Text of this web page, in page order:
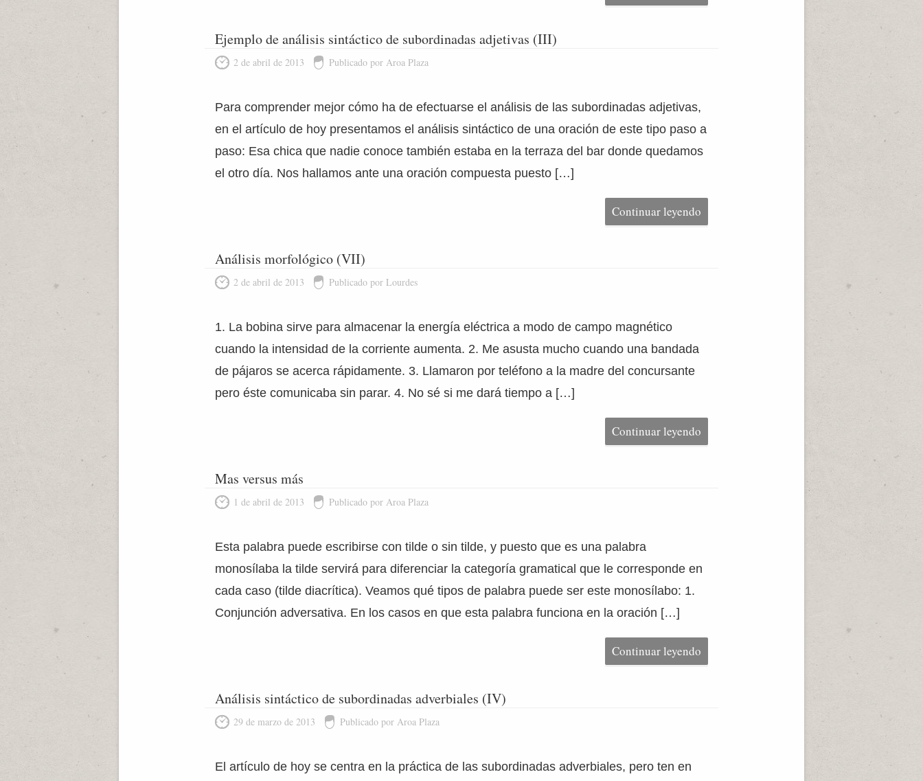
Ejemplo de análisis sintáctico de subordinadas adjetivas (III)
2 de abril de 2013 Publicado por Aroa Plaza
Para comprender mejor cómo ha de efectuarse el análisis de las subordinadas adjetivas,
en el artículo de hoy presentamos el análisis sintáctico de una oración de este tipo paso a
paso: Esa chica que nadie conoce también estaba en la terraza del bar donde quedamos
el otro día. Nos hallamos ante una oración compuesta puesto […]
Continuar leyendo
Análisis morfológico (VII)
2 de abril de 2013 Publicado por Lourdes
1. La bobina sirve para almacenar la energía eléctrica a modo de campo magnético
cuando la intensidad de la corriente aumenta. 2. Me asusta mucho cuando una bandada
de pájaros se acerca rápidamente. 3. Llamaron por teléfono a la madre del concursante
pero éste comunicaba sin parar. 4. No sé si me dará tiempo a […]
Continuar leyendo
Mas versus más
1 de abril de 2013 Publicado por Aroa Plaza
Esta palabra puede escribirse con tilde o sin tilde, y puesto que es una palabra
monosílaba la tilde servirá para diferenciar la categoría gramatical que le corresponde en
cada caso (tilde diacrítica). Veamos qué tipos de palabra puede ser este monosílabo: 1.
Conjunción adversativa. En los casos en que esta palabra funciona en la oración […]
Continuar leyendo
Análisis sintáctico de subordinadas adverbiales (IV)
29 de marzo de 2013 Publicado por Aroa Plaza
El artículo de hoy se centra en la práctica de las subordinadas adverbiales, pero ten en